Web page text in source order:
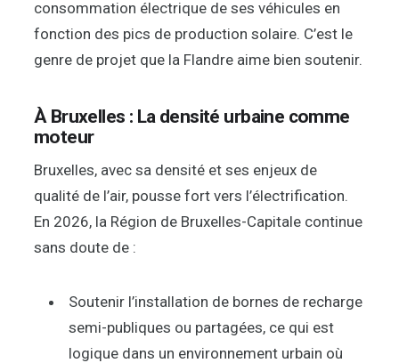
consommation électrique de ses véhicules en
fonction des pics de production solaire. C’est le
genre de projet que la Flandre aime bien soutenir.
À Bruxelles : La densité urbaine comme
moteur
Bruxelles, avec sa densité et ses enjeux de
qualité de l’air, pousse fort vers l’électrification.
En 2026, la Région de Bruxelles-Capitale continue
sans doute de :
Soutenir l’installation de bornes de recharge
semi-publiques ou partagées, ce qui est
logique dans un environnement urbain où